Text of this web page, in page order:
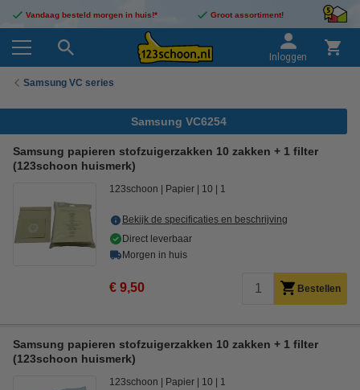
Vandaag besteld morgen in huis!* Groot assortiment!
Inloggen
Samsung VC series
Samsung VC6254
Samsung papieren stofzuigerzakken 10 zakken + 1 filter
(123schoon huismerk)
123schoon Papier 10 1
Bekijk de specificaties en beschrijving
Direct leverbaar
Morgen in huis
€ 9,50 Bestellen
Samsung papieren stofzuigerzakken 10 zakken + 1 filter
(123schoon huismerk)
123schoon Papier 10 1